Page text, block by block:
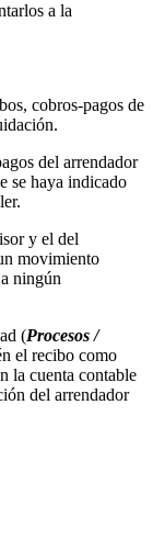
a la
cobros-pagos de
del arrendador
se haya indicado
y el del
movimiento
ningún
(Procesos /
el recibo como
la cuenta contable
del arrendador